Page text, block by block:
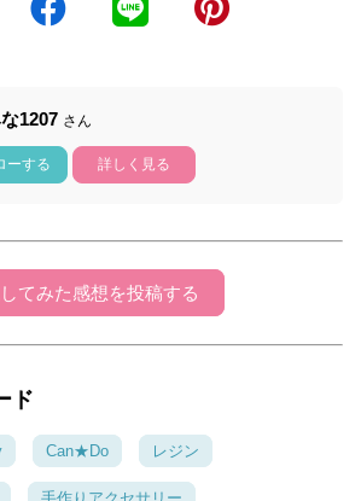
1207 さん
ーする 詳しく見る
てみた感想を投稿する
ド
Can★Do レジン